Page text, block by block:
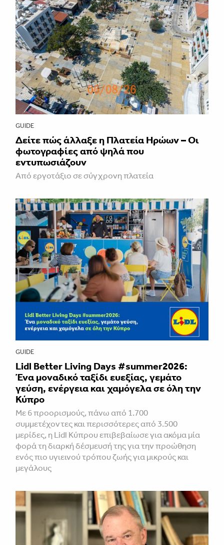
GUIDE
Δείτε πώς άλλαξε η Πλατεία Ηρώων – Οι
φωτογραφίες από ψηλά που
εντυπωσιάζουν
Από εργοτάξιο σε σύγχρονη πλατεία
GUIDE
Lidl Better Living Days #summer2026:
Ένα μοναδικό ταξίδι ευεξίας, γεμάτο
γεύση, ενέργεια και χαμόγελα σε όλη την
Κύπρο
Με 6 προορισμούς, πάνω από 1.700
συμμετέχοντες και περισσότερες από 3.500
μερίδες, η Lidl Κύπρου επιβεβαίωσε για ακόμα μία
φορά τη διαρκή δέσμευσή της για την προώθηση
ενός πιο υγιεινού τρόπου ζωής για μικρούς και
μεγάλους